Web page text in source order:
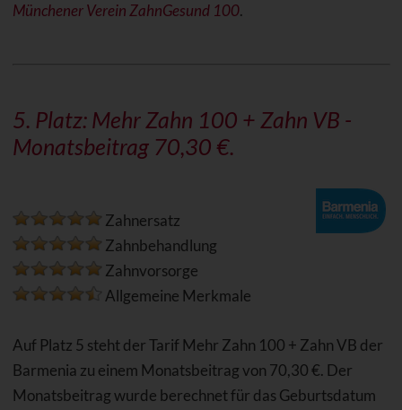
Münchener Verein ZahnGesund 100.
5. Platz: Mehr Zahn 100 + Zahn VB -
Monatsbeitrag 70,30 €.
Zahnersatz
Zahnbehandlung
Zahnvorsorge
Allgemeine Merkmale
Auf Platz 5 steht der Tarif Mehr Zahn 100 + Zahn VB der
Barmenia zu einem Monatsbeitrag von 70,30 €. Der
Monatsbeitrag wurde berechnet für das Geburtsdatum